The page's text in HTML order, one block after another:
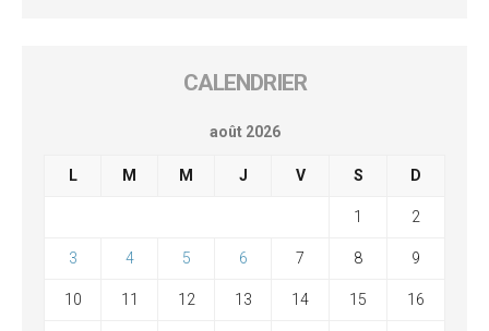
CALENDRIER
août 2026
L M M J V S D
1 2
3 4 5 6 7 8 9
10 11 12 13 14 15 16